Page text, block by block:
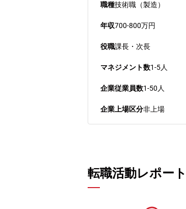
職種技術職（製造）
年収700-800万円
役職課長・次長
マネジメント数1-5人
企業従業員数1-50人
企業上場区分非上場
転職活動レポート